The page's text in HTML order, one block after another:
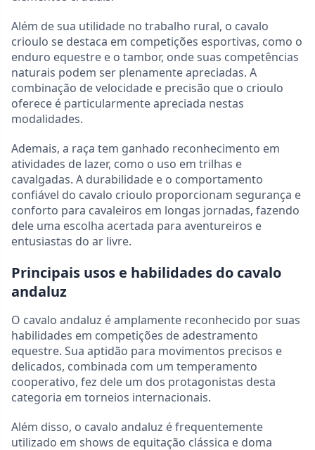
Além de sua utilidade no trabalho rural, o cavalo
crioulo se destaca em competições esportivas, como o
enduro equestre e o tambor, onde suas competências
naturais podem ser plenamente apreciadas. A
combinação de velocidade e precisão que o crioulo
oferece é particularmente apreciada nestas
modalidades.
Ademais, a raça tem ganhado reconhecimento em
atividades de lazer, como o uso em trilhas e
cavalgadas. A durabilidade e o comportamento
confiável do cavalo crioulo proporcionam segurança e
conforto para cavaleiros em longas jornadas, fazendo
dele uma escolha acertada para aventureiros e
entusiastas do ar livre.
Principais usos e habilidades do cavalo
andaluz
O cavalo andaluz é amplamente reconhecido por suas
habilidades em competições de adestramento
equestre. Sua aptidão para movimentos precisos e
delicados, combinada com um temperamento
cooperativo, fez dele um dos protagonistas desta
categoria em torneios internacionais.
Além disso, o cavalo andaluz é frequentemente
utilizado em shows de equitação clássica e doma